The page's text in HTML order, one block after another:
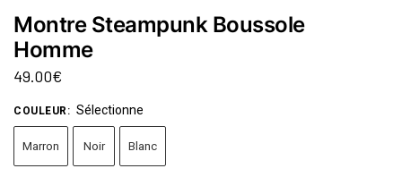
Montre Steampunk Boussole
Homme
49.00€
COULEUR: Sélectionne
Marron Noir Blanc